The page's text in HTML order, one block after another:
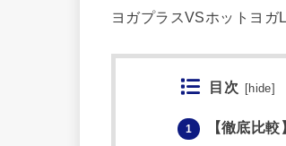
ヨガプラスVSホットヨガ
目次 hide
1 【徹底比